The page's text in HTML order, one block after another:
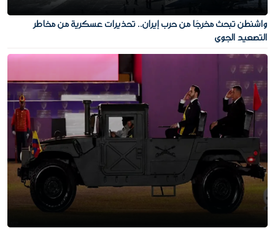
واشنطن تبحث مخرجًا من حرب إيران.. تحذيرات عسكرية من مخاطر
التصعيد الجوي